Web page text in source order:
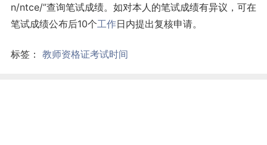
n/ntce/”查询笔试成绩。如对本人的笔试成绩有异议，可在
笔试成绩公布后10个工作日内提出复核申请。
标签： 教师资格证考试时间